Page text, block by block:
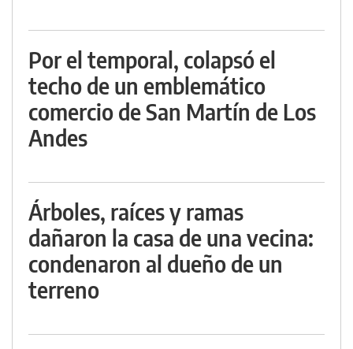
Por el temporal, colapsó el
techo de un emblemático
comercio de San Martín de Los
Andes
Árboles, raíces y ramas
dañaron la casa de una vecina:
condenaron al dueño de un
terreno